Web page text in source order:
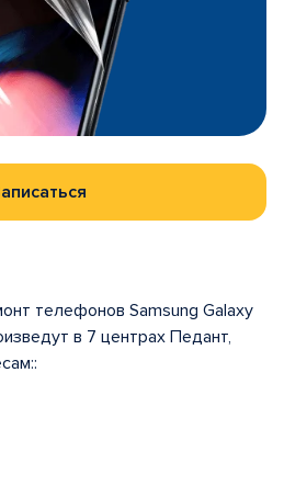
телефонов Samsung Galaxy
в 7 центрах Педант,